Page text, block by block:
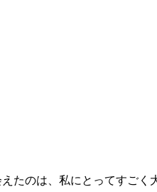
たのは、私にとってすごく